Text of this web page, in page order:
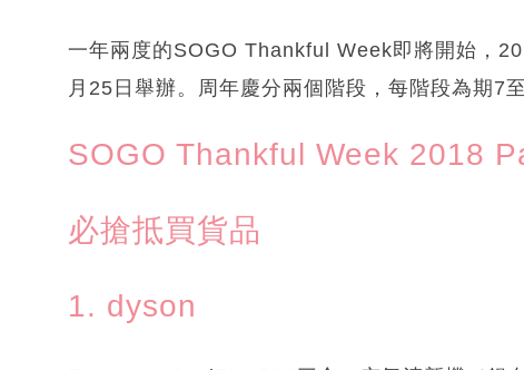
一年兩度的SOGO Thankful Week即將開始，
月25日舉辦。周年慶分兩個階段，每階段為期7至
SOGO Thankful Week 2018
必搶抵買貨品
1. dyson